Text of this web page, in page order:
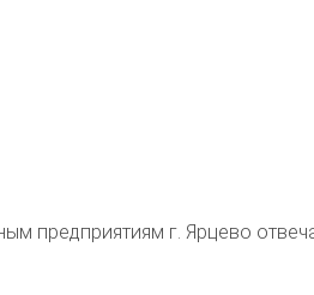
предприятиям г. Ярцево